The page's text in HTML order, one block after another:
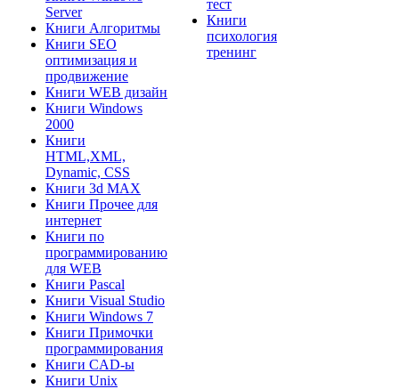
Server
Книги Алгоритмы
Книги SEO
оптимизация и
продвижение
Книги WEB дизайн
Книги Windows
2000
Книги
HTML,XML,
Dynamic, CSS
Книги 3d MAX
Книги Прочее для
интернет
Книги по
программированию
для WEB
Книги Pascal
Книги Visual Studio
Книги Windows 7
Книги Примочки
программирования
Книги CAD-ы
Книги Unix
тест
Книги
психология
тренинг